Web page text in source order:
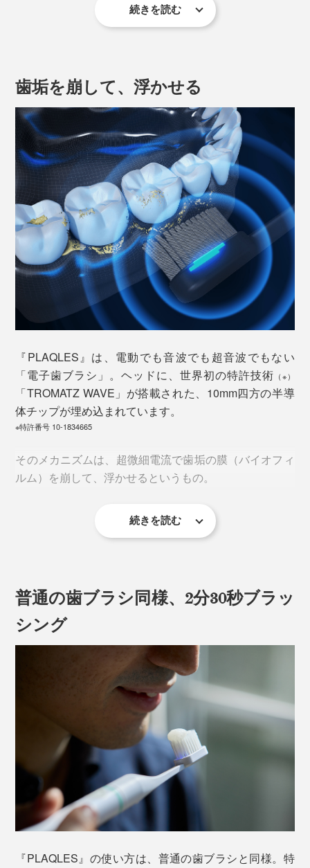
磨き残された歯垢は、約２日間で石灰化が始まり、２週
間程度でカチカチの「歯石」に。こうなると、歯磨では
取り除くことができず、細菌が入り込んで毒素を吐き続
け、歯茎や骨に悪さを始めるのです。考えるだけでゾワ
ゾワ……。
すべての口腔ケアの原点が、歯垢を取り除くことにある
わけですが、ちゃんとできていないのが実情。
ほとんどの人が毎日歯みがきを欠かさないにもかかわら
ず、45歳で過半数が歯周病
※1厚生労働省 e-ヘルスネット 歯・口腔の健康 歯周病 歯周疾患の有病状況
※2※公益財団法人ライオン歯科衛生研究所 歯と口の健康研究室 歯と歯の間の
ケア方法
さらに、年齢を重ねると歯や歯茎が弱りがちで、電動歯
ブラシは痛くて使えない人も。強い力で磨き続けると、
くことが鍵になります。
このデリケートなお口にこそ使って欲しいのが
『PLAQLES』。刺激・振動なしのまったく新しいテク
ノロジーによる、歯磨き新時代の到来です！
続きを読む
歯垢を崩して、浮かせる
『PLAQLES』は、電動でも音波でも超音波でもない
「電子歯ブラシ」。ヘッドに、世界初の特許技術 （※）
「TROMATZ WAVE」が搭載された、10mm四方の半導
体チップが埋め込まれています。
※特許番号 10-1834665
そのメカニズムは、超微細電流で歯垢の膜（バイオフィ
ルム）を崩して、浮かせるというもの。
国のキム ヨンウク氏が、口腔ケアに応用できるのでは
と考えたのがスタートです。
いことを発見。交流電流で歯垢の膜（バイオフィルム）
続きを読む
普通の歯ブラシ同様、2分30秒ブラッ
シング
『PLAQLES』の使い方は、普通の歯ブラシと同様。特